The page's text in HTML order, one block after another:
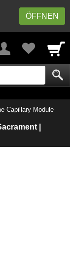
ÖFFNEN
Capillary Module
|